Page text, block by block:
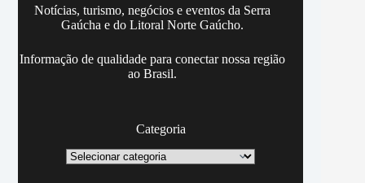
Notícias, turismo, negócios e eventos da Serra
Gaúcha e do Litoral Norte Gaúcho.
Informação de qualidade para conectar nossa região
ao Brasil.
Categoria
Categoria